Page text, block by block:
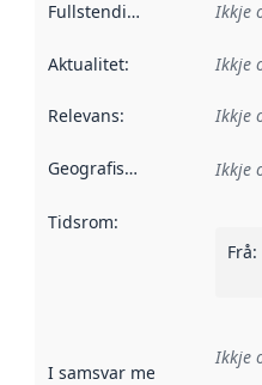
Fullstendigheit Ikkje
Aktualitet: Ikkje
Relevans: Ikkje
Geografisk område Ikkje
Tidsrom:
Frå:
I samsvar med
Ikkje